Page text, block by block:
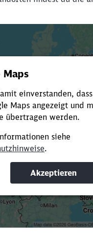
die Ladezeit, indem du
oder Filter hinzufügst.
Suchbegriffe
Filter setzen